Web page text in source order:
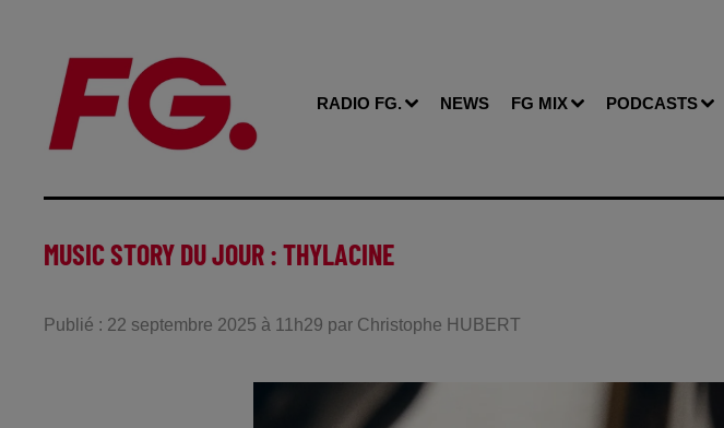
RADIO FG. NEWS FG MIX PODCASTS
MUSIC STORY DU JOUR : THYLACINE
Publié : 22 septembre 2025 à 11h29 par Christophe HUBERT